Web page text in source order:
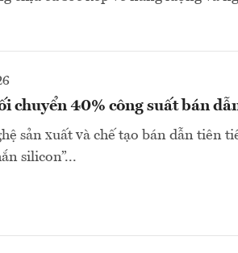
chuyển 40% công suất bán
sản xuất và chế tạo bán dẫn tiên
silicon”...